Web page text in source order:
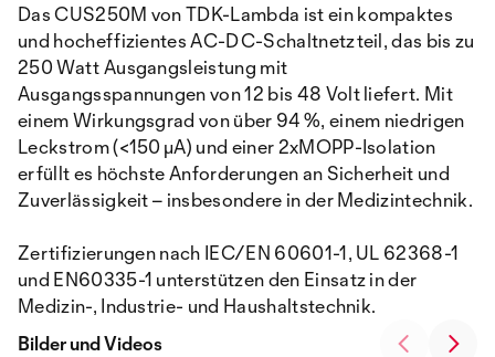
Das CUS250M von TDK-Lambda ist ein kompaktes
und hocheffizientes AC-DC-Schaltnetzteil, das bis zu
250 Watt Ausgangsleistung mit
Ausgangsspannungen von 12 bis 48 Volt liefert. Mit
einem Wirkungsgrad von über 94 %, einem niedrigen
Leckstrom (<150 µA) und einer 2xMOPP-Isolation
erfüllt es höchste Anforderungen an Sicherheit und
Zuverlässigkeit – insbesondere in der Medizintechnik.
Zertifizierungen nach IEC/EN 60601-1, UL 62368-1
und EN60335-1 unterstützen den Einsatz in der
Medizin-, Industrie- und Haushaltstechnik.
Bilder und Videos